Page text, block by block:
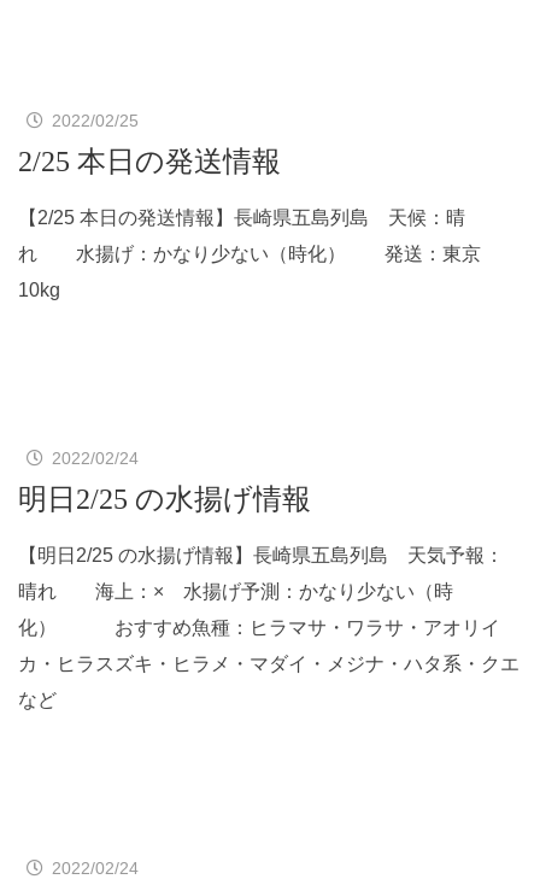
2022/02/25
2/25 本日の発送情報
【2/25 本日の発送情報】長崎県五島列島 天候：晴
れ 水揚げ：かなり少ない（時化） 発送：東京
10kg
2022/02/24
明日2/25 の水揚げ情報
【明日2/25 の水揚げ情報】長崎県五島列島 天気予報：
晴れ 海上：× 水揚げ予測：かなり少ない（時
化） おすすめ魚種：ヒラマサ・ワラサ・アオリイ
カ・ヒラスズキ・ヒラメ・マダイ・メジナ・ハタ系・クエ
など
2022/02/24